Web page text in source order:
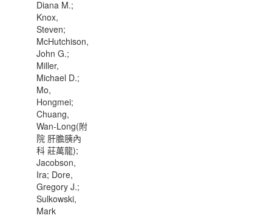
Diana M.;
Knox,
Steven;
McHutchison,
John G.;
Miller,
Michael D.;
Mo,
Hongmei;
Chuang,
Wan-Long(附
院 肝膽胰內
科 莊萬龍);
Jacobson,
Ira; Dore,
Gregory J.;
Sulkowski,
Mark